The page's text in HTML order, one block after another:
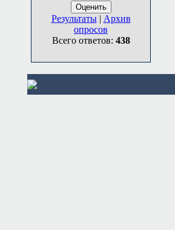
Результаты| Архив
опросов
Всего ответов: 438